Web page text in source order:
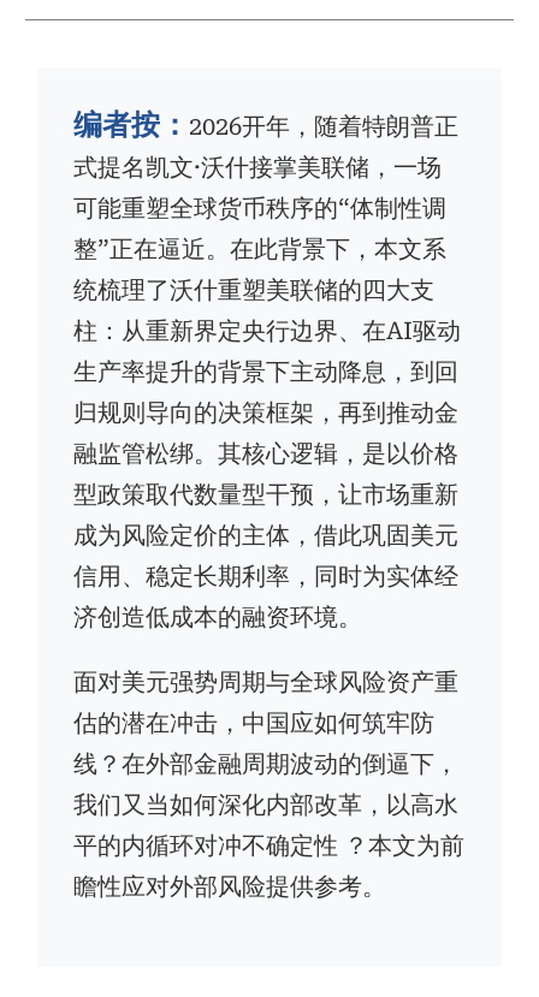
编者按： 2026开年，随着特朗普正
式提名凯文·沃什接掌美联储，一场
可能重塑全球货币秩序的“体制性调
整”正在逼近。在此背景下，本文系
统梳理了沃什重塑美联储的四大支
柱：从重新界定央行边界、在AI驱动
生产率提升的背景下主动降息，到回
归规则导向的决策框架，再到推动金
融监管松绑。其核心逻辑，是以价格
型政策取代数量型干预，让市场重新
成为风险定价的主体，借此巩固美元
信用、稳定长期利率，同时为实体经
济创造低成本的融资环境。
面对美元强势周期与全球风险资产重
估的潜在冲击，中国应如何筑牢防
线？在外部金融周期波动的倒逼下，
我们又当如何深化内部改革，以高水
平的内循环对冲不确定性 ？本文为前
瞻性应对外部风险提供参考。